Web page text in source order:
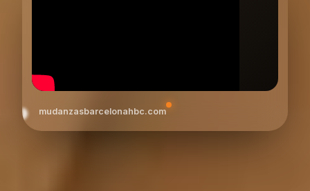
mudanzasbarcelonahbc.com